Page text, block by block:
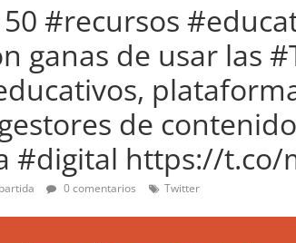
50 #recursos
ganas de usar las
de
#digital https://t.co/
0 comentarios Twitter